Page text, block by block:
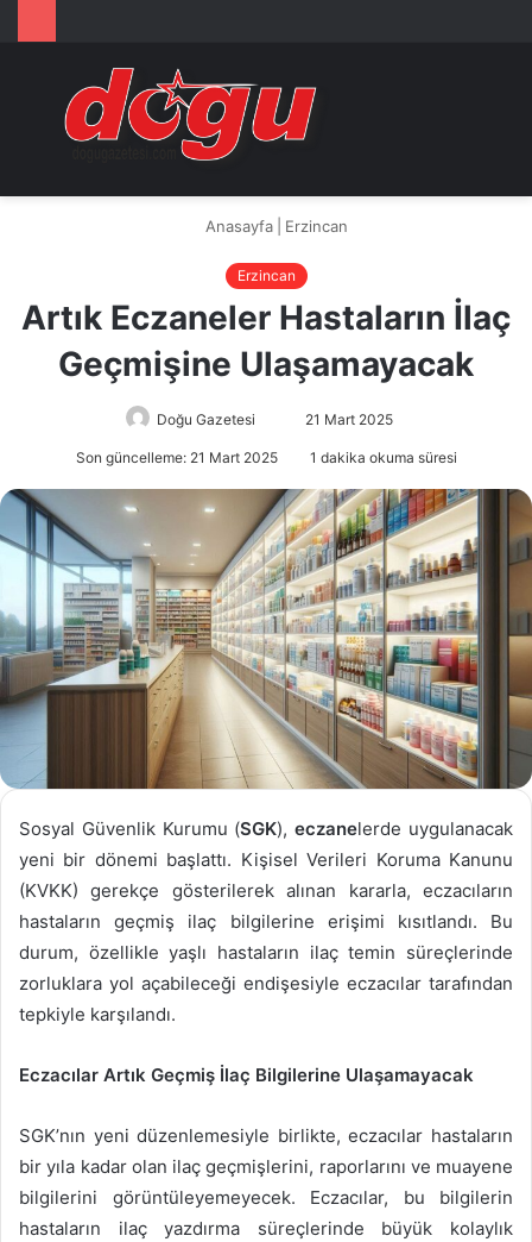
Arama
...
Anasayfa Erzincan
Erzincan
Artık Eczaneler Hastaların İlaç
Geçmişine Ulaşamayacak
Doğu Gazetesi
e-
göndermek
21 Mart 2025
Son güncelleme: 21 Mart 2025 1 dakika okuma süresi
Sosyal Güvenlik Kurumu (SGK),eczanelerde uygulanacak
yeni bir dönemi başlattı. Kişisel Verileri Koruma Kanunu
(KVKK) gerekçe gösterilerek alınan kararla, eczacıların
hastaların geçmiş ilaç bilgilerine erişimi kısıtlandı. Bu
durum, özellikle yaşlı hastaların ilaç temin süreçlerinde
zorluklara yol açabileceği endişesiyle eczacılar tarafından
tepkiyle karşılandı.
Eczacılar Artık Geçmiş İlaç Bilgilerine Ulaşamayacak
SGK’nın yeni düzenlemesiyle birlikte, eczacılar hastaların
bir yıla kadar olan ilaç geçmişlerini, raporlarını ve muayene
bilgilerini görüntüleyemeyecek. Eczacılar, bu bilgilerin
hastaların ilaç yazdırma süreçlerinde büyük kolaylık